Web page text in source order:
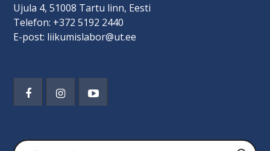
Ujula 4, 51008 Tartu linn, Eesti
Telefon: +372 5192 2440
E-post: liikumislabor@ut.ee